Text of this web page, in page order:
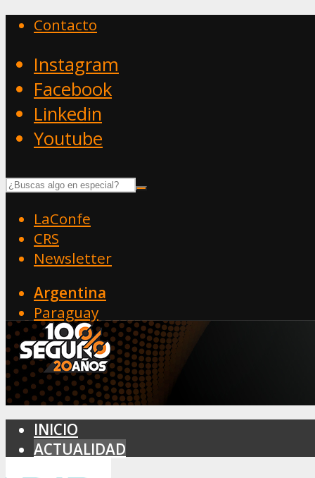
Contacto
Instagram
Facebook
Linkedin
Youtube
LaConfe
CRS
Newsletter
Argentina
Paraguay
INICIO
ACTUALIDAD